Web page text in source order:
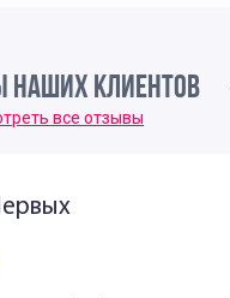
НАШИХ КЛИЕНТОВ
все отзывы